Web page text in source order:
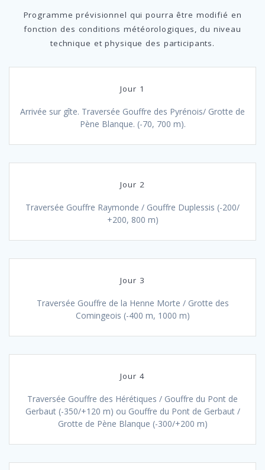
Programme prévisionnel qui pourra être modifié en
fonction des conditions météorologiques, du niveau
technique et physique des participants.
Jour 1
Arrivée sur gîte. Traversée Gouffre des Pyrénois/ Grotte de
Pène Blanque. (-70, 700 m).
Jour 2
Traversée Gouffre Raymonde / Gouffre Duplessis (-200/
+200, 800 m)
Jour 3
Traversée Gouffre de la Henne Morte / Grotte des
Comingeois (-400 m, 1000 m)
Jour 4
Traversée Gouffre des Hérétiques / Gouffre du Pont de
Gerbaut (-350/+120 m) ou Gouffre du Pont de Gerbaut /
Grotte de Pène Blanque (-300/+200 m)